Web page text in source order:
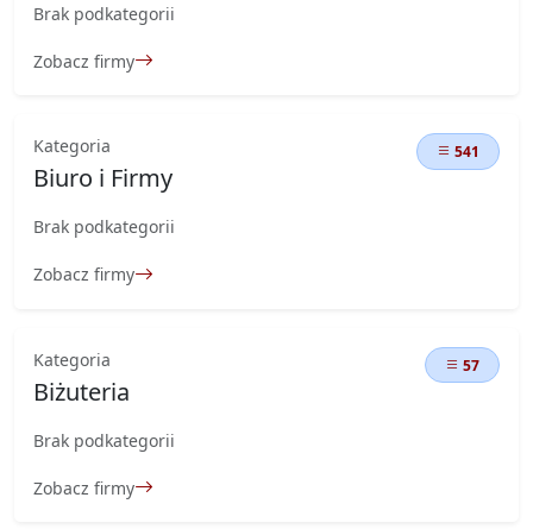
Brak podkategorii
Zobacz firmy
Kategoria
Biuro i Firmy
541
Brak podkategorii
Zobacz firmy
Kategoria
Biżuteria
57
Brak podkategorii
Zobacz firmy